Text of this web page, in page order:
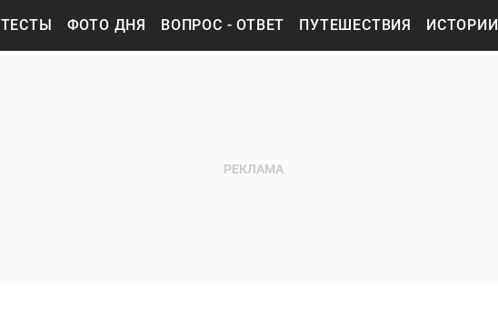
ТЕСТЫ ФОТО ДНЯ ВОПРОС - ОТВЕТ ПУТЕШЕСТВИЯ ИСТОРИИ